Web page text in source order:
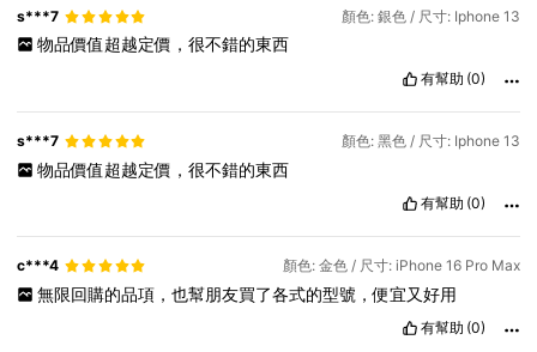
s***7 顏色: 銀色 / 尺寸: Iphone 13
物品價值超越定價，很不錯的東西
有幫助 (0)
s***7 顏色: 黑色 / 尺寸: Iphone 13
物品價值超越定價，很不錯的東西
有幫助 (0)
c***4 顏色: 金色 / 尺寸: iPhone 16 Pro Max
無限回購的品項，也幫朋友買了各式的型號，便宜又好用
有幫助 (0)